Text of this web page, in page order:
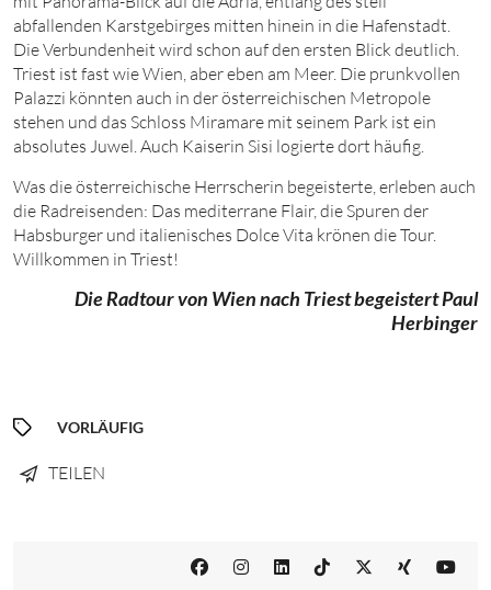
abfallenden Karstgebirges mitten hinein in die Hafenstadt.
Die Verbundenheit wird schon auf den ersten Blick deutlich.
Triest ist fast wie Wien, aber eben am Meer. Die prunkvollen
Palazzi könnten auch in der österreichischen Metropole
stehen und das Schloss Miramare mit seinem Park ist ein
absolutes Juwel. Auch Kaiserin Sisi logierte dort häufig.
Was die österreichische Herrscherin begeisterte, erleben auch
die Radreisenden: Das mediterrane Flair, die Spuren der
Habsburger und italienisches Dolce Vita krönen die Tour.
Willkommen in Triest!
Die Radtour von Wien nach Triest begeistert Paul
Herbinger
VORLÄUFIG
TEILEN